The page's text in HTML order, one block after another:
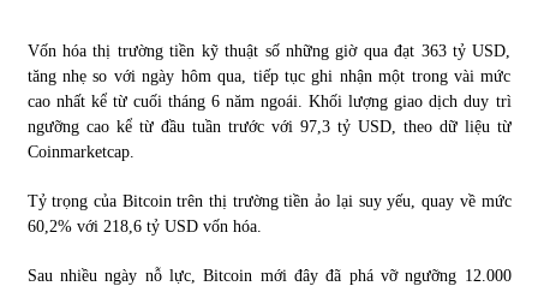
Chứng khoán ngày 30/5/2022: Top 10 cổ phiếu nổi bật
31/05/2022
09/11/2021
Chứng khoán ngày 12/10/2021: Top 10 cổ phiếu nổi bật
Vốn hóa thị trường tiền kỹ thuật số những giờ qua đạt 363 tỷ USD,
tăng nhẹ so với ngày hôm qua, tiếp tục ghi nhận một trong vài mức
cao nhất kể từ cuối tháng 6 năm ngoái. Khối lượng giao dịch duy trì
ngưỡng cao kể từ đầu tuần trước với 97,3 tỷ USD, theo dữ liệu từ
Coinmarketcap.
Tỷ trọng của Bitcoin trên thị trường tiền ảo lại suy yếu, quay về mức
60,2% với 218,6 tỷ USD vốn hóa.
Sau nhiều ngày nỗ lực, Bitcoin mới đây đã phá vỡ ngưỡng 12.000